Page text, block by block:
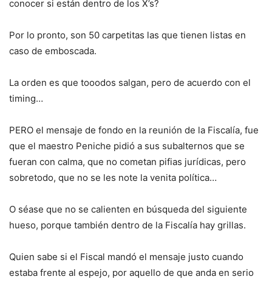
conocer si están dentro de los X’s?
Por lo pronto, son 50 carpetitas las que tienen listas en
caso de emboscada.
La orden es que tooodos salgan, pero de acuerdo con el
timing…
PERO el mensaje de fondo en la reunión de la Fiscalía, fue
que el maestro Peniche pidió a sus subalternos que se
fueran con calma, que no cometan pifias jurídicas, pero
sobretodo, que no se les note la venita política…
O séase que no se calienten en búsqueda del siguiente
hueso, porque también dentro de la Fiscalía hay grillas.
Quien sabe si el Fiscal mandó el mensaje justo cuando
estaba frente al espejo, por aquello de que anda en serio